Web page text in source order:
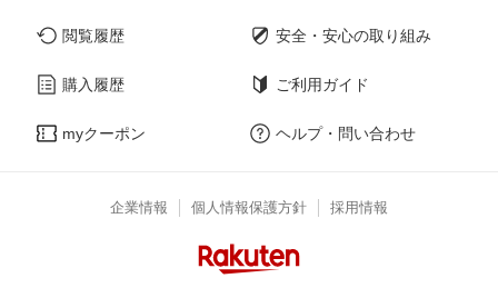
閲覧履歴
購入履歴
myクーポン
安全・安心の取り組み
ご利用ガイド
ヘルプ・問い合わせ
企業情報 個人情報保護方針 採用情報